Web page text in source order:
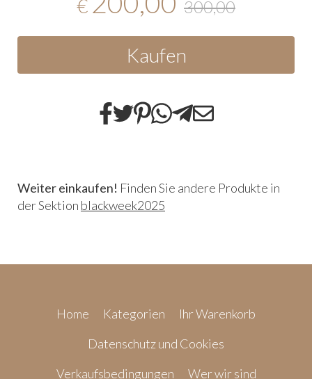
€ 300,00
Kaufen
Weiter einkaufen! Finden Sie andere Produkte in
der Sektion blackweek2025
Home Kategorien
Ihr Warenkorb
Datenschutz und Cookies
Verkaufsbedingungen
Wer wir sind